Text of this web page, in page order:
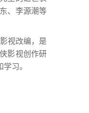
、李源潮等
视改编，是
影视创作研
习。